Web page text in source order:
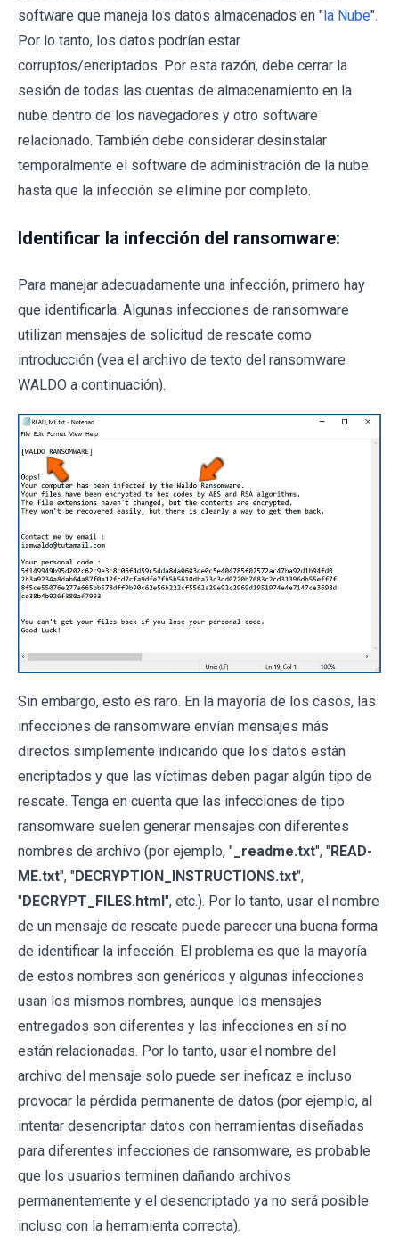
software que maneja los datos almacenados en "la Nube".
Por lo tanto, los datos podrían estar
corruptos/encriptados. Por esta razón, debe cerrar la
sesión de todas las cuentas de almacenamiento en la
nube dentro de los navegadores y otro software
relacionado. También debe considerar desinstalar
temporalmente el software de administración de la nube
hasta que la infección se elimine por completo.
Identificar la infección del ransomware:
Para manejar adecuadamente una infección, primero hay
que identificarla. Algunas infecciones de ransomware
utilizan mensajes de solicitud de rescate como
introducción (vea el archivo de texto del ransomware
WALDO a continuación).
Sin embargo, esto es raro. En la mayoría de los casos, las
infecciones de ransomware envían mensajes más
directos simplemente indicando que los datos están
encriptados y que las víctimas deben pagar algún tipo de
rescate. Tenga en cuenta que las infecciones de tipo
ransomware suelen generar mensajes con diferentes
nombres de archivo (por ejemplo, " _readme.txt", "READ-
ME.txt", "DECRYPTION_INSTRUCTIONS.txt",
"DECRYPT_FILES.html", etc.). Por lo tanto, usar el nombre
de un mensaje de rescate puede parecer una buena forma
de identificar la infección. El problema es que la mayoría
de estos nombres son genéricos y algunas infecciones
usan los mismos nombres, aunque los mensajes
entregados son diferentes y las infecciones en sí no
están relacionadas. Por lo tanto, usar el nombre del
archivo del mensaje solo puede ser ineficaz e incluso
provocar la pérdida permanente de datos (por ejemplo, al
intentar desencriptar datos con herramientas diseñadas
para diferentes infecciones de ransomware, es probable
que los usuarios terminen dañando archivos
permanentemente y el desencriptado ya no será posible
incluso con la herramienta correcta).